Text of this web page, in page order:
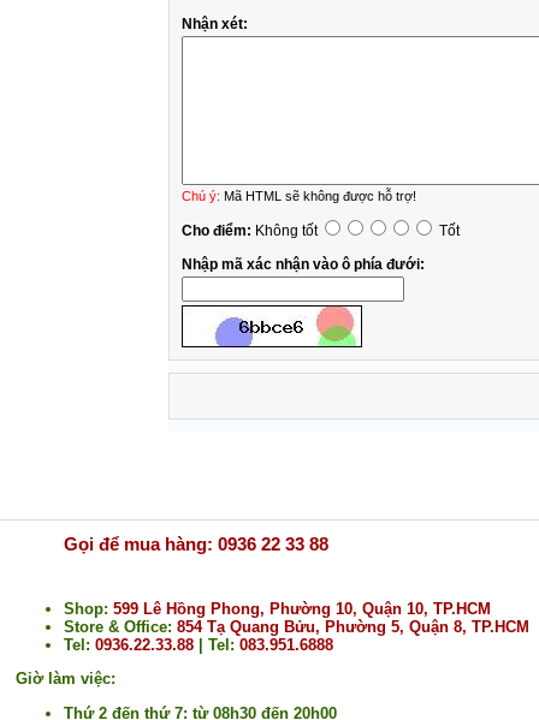
Nhận xét:
Chú ý: Mã HTML sẽ không được hỗ trợ!
Cho điểm: Không tốt
Tốt
Nhập mã xác nhận vào ô phía đưới:
Gọi để mua hàng: 0936 22 33 88
Shop: 599 Lê Hồng Phong, Phường 10, Quận 10, TP.HCM
Store & Office: 854 Tạ Quang Bửu, Phường 5, Quận 8, TP.HCM
Tel: 0936.22.33.88 | Tel: 083.951.6888
Giờ làm việc:
Thứ 2 đến thứ 7: từ 08h30 đến 20h00